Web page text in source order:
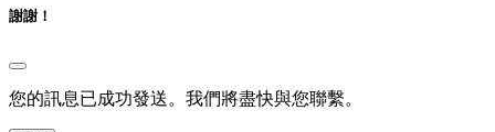
謝謝！
您的訊息已成功發送。我們將盡快與您聯繫。